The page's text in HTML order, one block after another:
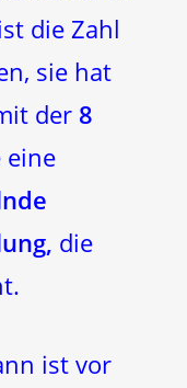
die Zahl
sie hat
der 8
eine
die
ist vor